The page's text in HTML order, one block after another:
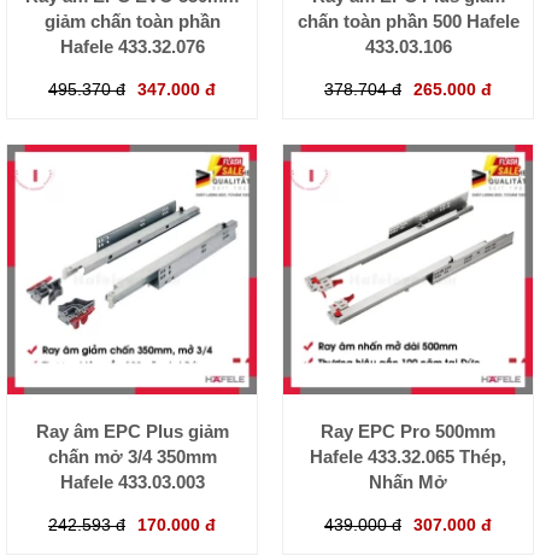
giảm chấn toàn phần
Hafele 433.32.076
495.370 đ 347.000 đ
chấn toàn phần 500 Hafele
433.03.106
378.704 đ 265.000 đ
Ray âm EPC Plus giảm
chấn mở 3/4 350mm
Hafele 433.03.003
242.593 đ 170.000 đ
Ray EPC Pro 500mm
Hafele 433.32.065 Thép,
Nhấn Mở
439.000 đ 307.000 đ